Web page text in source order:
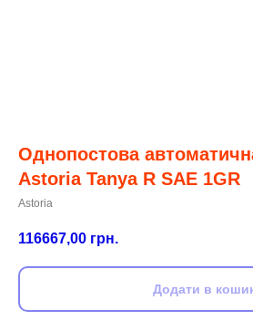
Однопостова
Astoria Tanya R SAE 1GR
Astoria
116667,00 грн.
Додати в